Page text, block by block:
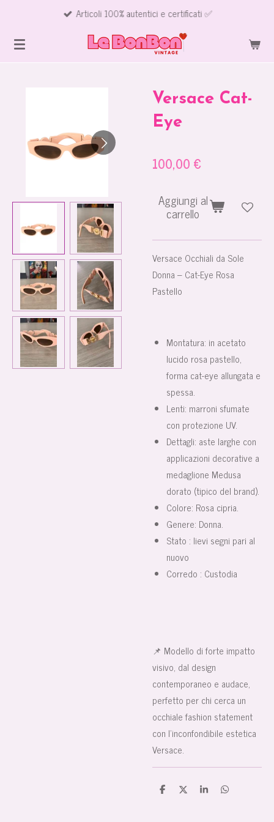
contenuto
principale
Articoli 100% autentici e certificati ✅
Versace Cat-
Eye
100,00 €
Aggiungi al
carrello
Versace Occhiali da Sole
Donna – Cat-Eye Rosa
Pastello
Montatura: in acetato
lucido rosa pastello,
forma cat-eye allungata e
spessa.
Lenti: marroni sfumate
con protezione UV.
Dettagli: aste larghe con
applicazioni decorative a
medaglione Medusa
dorato (tipico del brand).
Colore: Rosa cipria.
Genere: Donna.
Stato : lievi segni pari al
nuovo
Corredo : Custodia
📌 Modello di forte impatto
visivo, dal design
contemporaneo e audace,
perfetto per chi cerca un
occhiale fashion statement
con l’inconfondibile estetica
Versace.
C C C C